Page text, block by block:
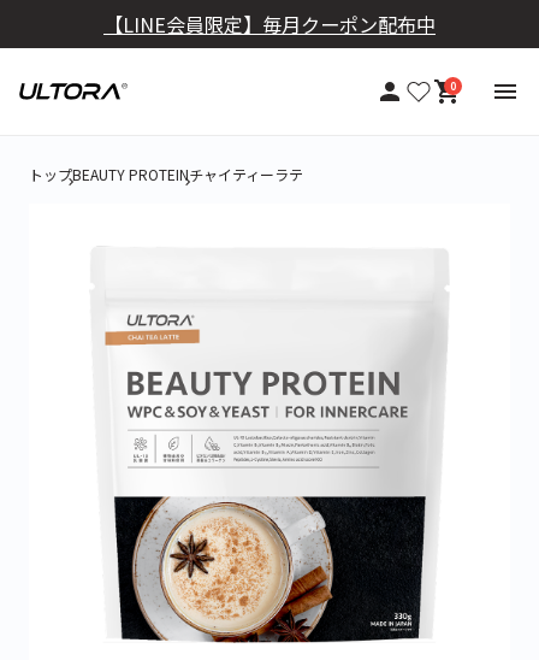
トップBEAUTY PROTEINチャイティーラテ
【定期おトク便】10％OFF+送料無料
0